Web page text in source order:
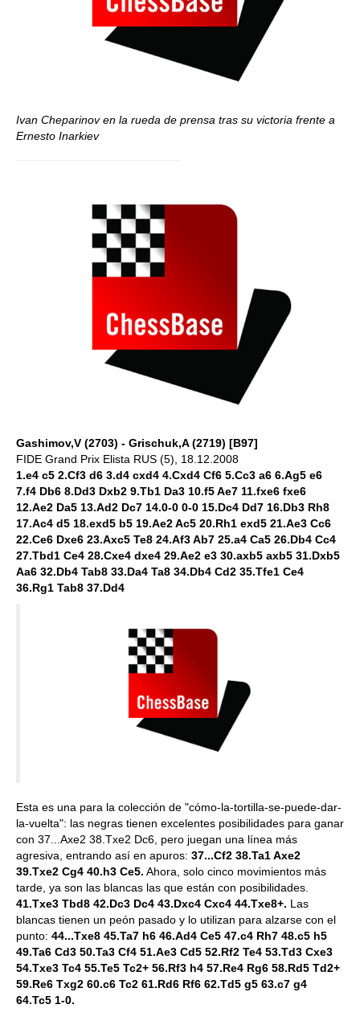
Ivan Cheparinov en la rueda de prensa tras su victoria frente a
Ernesto Inarkiev
Gashimov,V (2703) - Grischuk,A (2719) [B97]
FIDE Grand Prix Elista RUS (5), 18.12.2008
1.e4 c5 2.Cf3 d6 3.d4 cxd4 4.Cxd4 Cf6 5.Cc3 a6 6.Ag5 e6
7.f4 Db6 8.Dd3 Dxb2 9.Tb1 Da3 10.f5 Ae7 11.fxe6 fxe6
12.Ae2 Da5 13.Ad2 Dc7 14.0-0 0-0 15.Dc4 Dd7 16.Db3 Rh8
17.Ac4 d5 18.exd5 b5 19.Ae2 Ac5 20.Rh1 exd5 21.Ae3 Cc6
22.Ce6 Dxe6 23.Axc5 Te8 24.Af3 Ab7 25.a4 Ca5 26.Db4 Cc4
27.Tbd1 Ce4 28.Cxe4 dxe4 29.Ae2 e3 30.axb5 axb5 31.Dxb5
Aa6 32.Db4 Tab8 33.Da4 Ta8 34.Db4 Cd2 35.Tfe1 Ce4
36.Rg1 Tab8 37.Dd4
Esta es una para la colección de "cómo-la-tortilla-se-puede-dar-
la-vuelta": las negras tienen excelentes posibilidades para ganar
con 37...Axe2 38.Txe2 Dc6, pero juegan una línea más
agresiva, entrando así en apuros: 37...Cf2 38.Ta1 Axe2
39.Txe2 Cg4 40.h3 Ce5. Ahora, solo cinco movimientos más
tarde, ya son las blancas las que están con posibilidades.
41.Txe3 Tbd8 42.Dc3 Dc4 43.Dxc4 Cxc4 44.Txe8+. Las
blancas tienen un peón pasado y lo utilizan para alzarse con el
punto: 44...Txe8 45.Ta7 h6 46.Ad4 Ce5 47.c4 Rh7 48.c5 h5
49.Ta6 Cd3 50.Ta3 Cf4 51.Ae3 Cd5 52.Rf2 Te4 53.Td3 Cxe3
54.Txe3 Tc4 55.Te5 Tc2+ 56.Rf3 h4 57.Re4 Rg6 58.Rd5 Td2+
59.Re6 Txg2 60.c6 Tc2 61.Rd6 Rf6 62.Td5 g5 63.c7 g4
64.Tc5 1-0.